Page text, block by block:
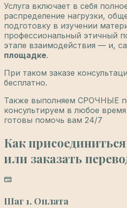
Услуга включает в себя
распределение нагрузки,
подготовку в изучении
профессиональный этичный
этапе взаимодействия — и,
площадке.
При таком заказе
бесплатно.
Также выполняем СРОЧНЫЕ
консультируем в любое
готовы помочь вам 24/7
Как
или заказать
Шаг 1. Оплата